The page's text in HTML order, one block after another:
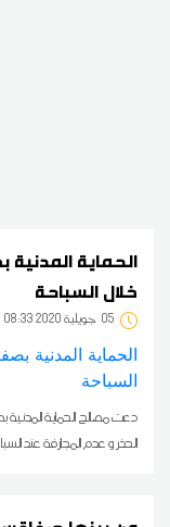
الحماية
خلال السباحة
05 08:33 2020 جويلية
دعت مصالح الحماية المدنية
الحذر و عدم المجازفة عند